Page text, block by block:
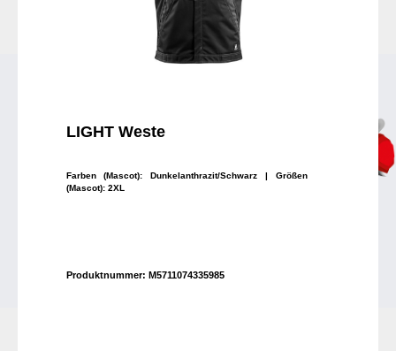
LIGHT Weste
Farben (Mascot): Dunkelanthrazit/Schwarz | Größen
(Mascot): 2XL
Produktnummer: M5711074335985